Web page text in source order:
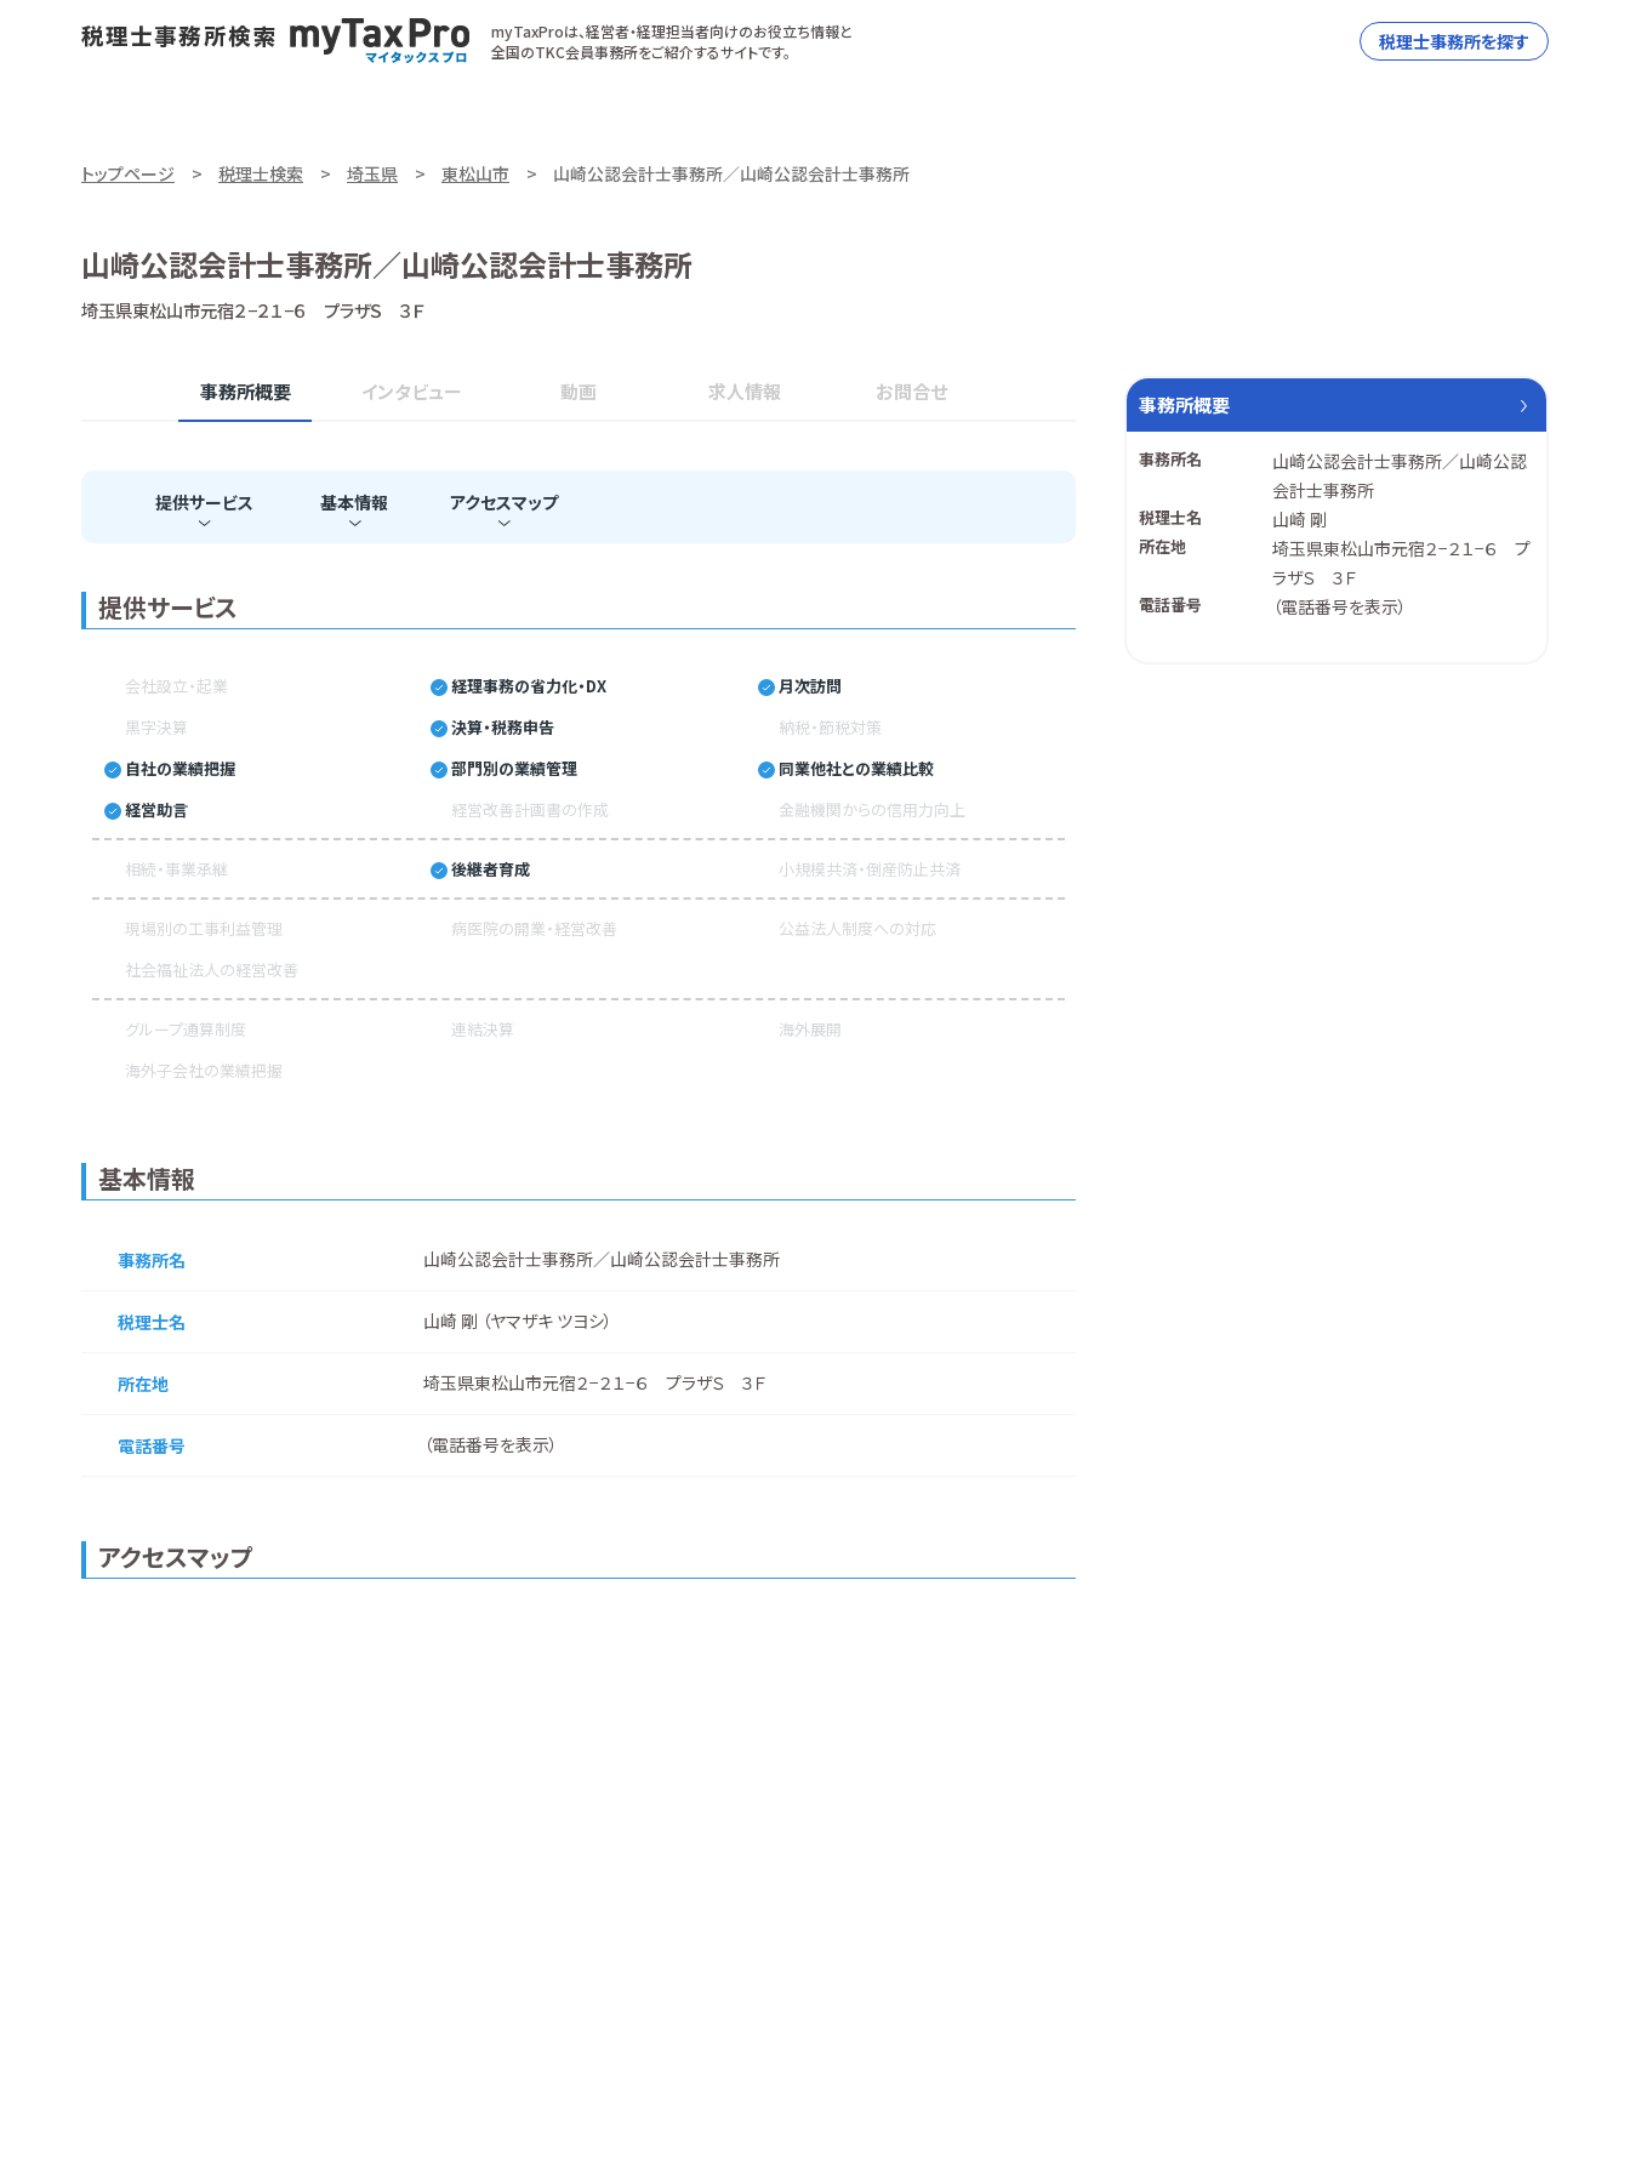
myTaxProは、経営者・経理担当者向けのお役立ち情報と
全国のTKC会員事務所をご紹介するサイトです。
税理士事務所を探す
トップページ 税理士検索 埼玉県 東松山市 山崎公認会計士事務所／山崎公認会計士事務所
山崎公認会計士事務所／山崎公認会計士事務所
埼玉県東松山市元宿２−２１−６ プラザＳ ３Ｆ
事務所概要 インタビュー 動画 求人情報 お問合せ
提供サービス 基本情報 アクセスマップ
提供サービス
会社設立・起業 経理事務の省力化・DX
月次訪問
黒字決算
決算・税務申告
納税・節税対策
自社の業績把握
部門別の業績管理
同業他社との業績比較
経営助言
経営改善計画書の作成 金融機関からの信用力向上
相続・事業承継 後継者育成 小規模共済・倒産防止共済
現場別の工事利益管理 病医院の開業・経営改善
公益法人制度への対応
社会福祉法人の経営改善
グループ通算制度 連結決算
海外展開
海外子会社の業績把握
基本情報
事務所名 山崎公認会計士事務所／山崎公認会計士事務所
税理士名 山崎 剛 （ヤマザキ ツヨシ）
所在地 埼玉県東松山市元宿２−２１−６ プラザＳ ３Ｆ
電話番号 （電話番号を表示）
アクセスマップ
事務所概要
事務所名
山崎公認会計士事務所／山崎公認
会計士事務所
税理士名 山崎 剛
所在地
埼玉県東松山市元宿２−２１−６ プ
ラザＳ ３Ｆ
電話番号 （電話番号を表示）